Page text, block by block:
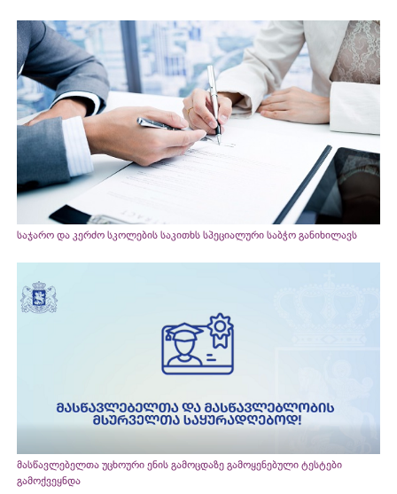
საჯარო და კერძო სკოლების საკითხს სპეციალური საბჭო განიხილავს
მასწავლებელთა უცხოური ენის გამოცდაზე გამოყენებული ტესტები
გამოქვეყნდა